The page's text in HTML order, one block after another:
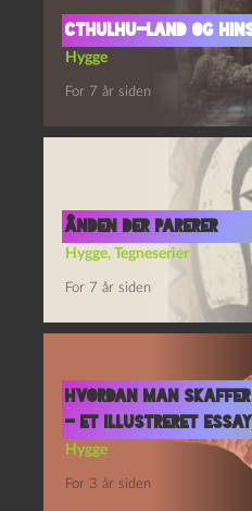
CTHULHU-LAND OG
Hygge
For 7 år siden
Ånden der parerer
Hygge, Tegneserier
For 7 år siden
Hvordan man
– et illustreret essay
Hygge
For 3 år siden